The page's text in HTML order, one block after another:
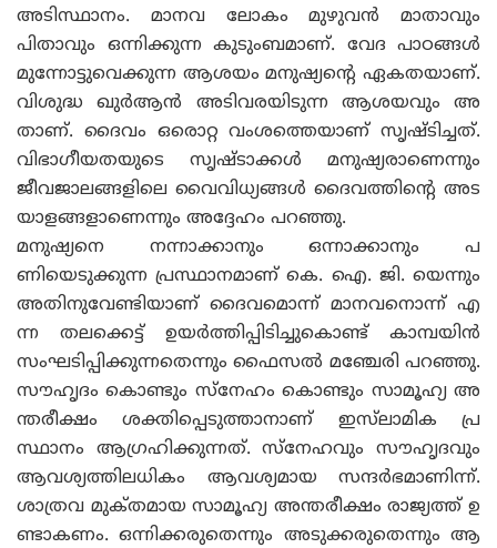
അടിസ്ഥാനം. മാനവ ലോകം മുഴുവൻ മാതാവും
പിതാവും ഒന്നിക്കുന്ന കുടുംബമാണ്. വേദ പാഠങ്ങൾ
മുന്നോട്ടുവെക്കുന്ന ആശയം മനുഷ്യന്റെ ഏകതയാണ്.
വിശുദ്ധ ഖുർആൻ അടിവരയിടുന്ന ആശയവും അ
താണ്. ദൈവം ഒരൊറ്റ വംശത്തെയാണ് സൃഷ്‌ടിച്ചത്‌.
വിഭാഗീയതയുടെ സൃഷ്‌ടാക്കൾ മനുഷ്യരാണെന്നും
ജീവജാലങ്ങളിലെ വൈവിധ്യങ്ങൾ ദൈവത്തിന്റെ അട
യാളങ്ങളാണെന്നും അദ്ദേഹം പറഞ്ഞു.
മനുഷ്യനെ നന്നാക്കാനും ഒന്നാക്കാനും പ
ണിയെടുക്കുന്ന പ്രസ്ഥാനമാണ് കെ. ഐ. ജി. യെന്നും
അതിനുവേണ്ടിയാണ് ദൈവമൊന്ന് മാനവനൊന്ന് എ
ന്ന തലക്കെട്ട് ഉയർത്തിപ്പിടിച്ചുകൊണ്ട് കാമ്പയിൻ
സംഘടിപ്പിക്കുന്നതെന്നും ഫൈസൽ മഞ്ചേരി പറഞ്ഞു.
സൗഹൃദം കൊണ്ടും സ്നേഹം കൊണ്ടും സാമൂഹ്യ അ
ന്തരീക്ഷം ശക്തിപ്പെടുത്താനാണ് ഇസ്‌ലാമിക പ്ര
സ്ഥാനം ആഗ്രഹിക്കുന്നത്. സ്നേഹവും സൗഹൃദവും
ആവശ്യത്തിലധികം ആവശ്യമായ സന്ദർഭമാണിന്ന്.
ശാത്രവ മുക്‌തമായ സാമൂഹ്യ അന്തരീക്ഷം രാജ്യത്ത് ഉ
ണ്ടാകണം. ഒന്നിക്കരുതെന്നും അടുക്കരുതെന്നും ആ